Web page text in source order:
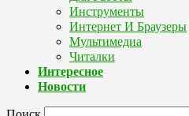
Инструменты
Интернет И Браузеры
Мультимедиа
Читалки
Интересное
Новости